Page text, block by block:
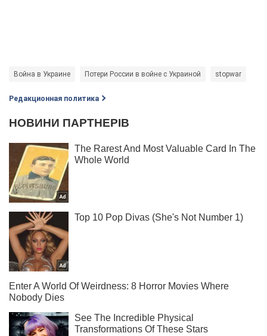
Война в Украине Потери России в войне с Украиной stopwar
Редакционная политика